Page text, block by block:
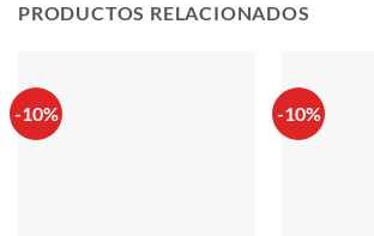
PRODUCTOS RELACIONADOS
-10% -10%